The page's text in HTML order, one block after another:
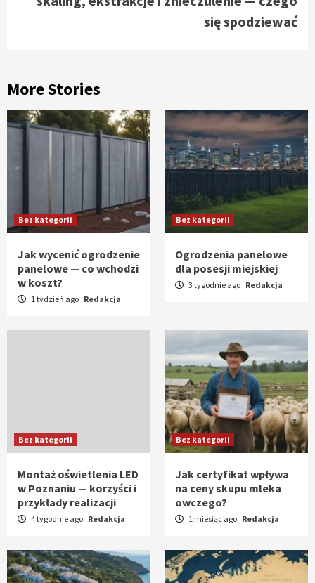
się spodziewać
More Stories
Bez kategorii
Jak wycenić ogrodzenie
panelowe — co wchodzi
w koszt?
1 tydzień ago Redakcja
Bez kategorii
Ogrodzenia panelowe
dla posesji miejskiej
3 tygodnie ago Redakcja
Bez kategorii
Montaż oświetlenia LED
w Poznaniu — korzyści i
przykłady realizacji
4 tygodnie ago Redakcja
Bez kategorii
Jak certyfikat wpływa
na ceny skupu mleka
owczego?
1 miesiąc ago Redakcja